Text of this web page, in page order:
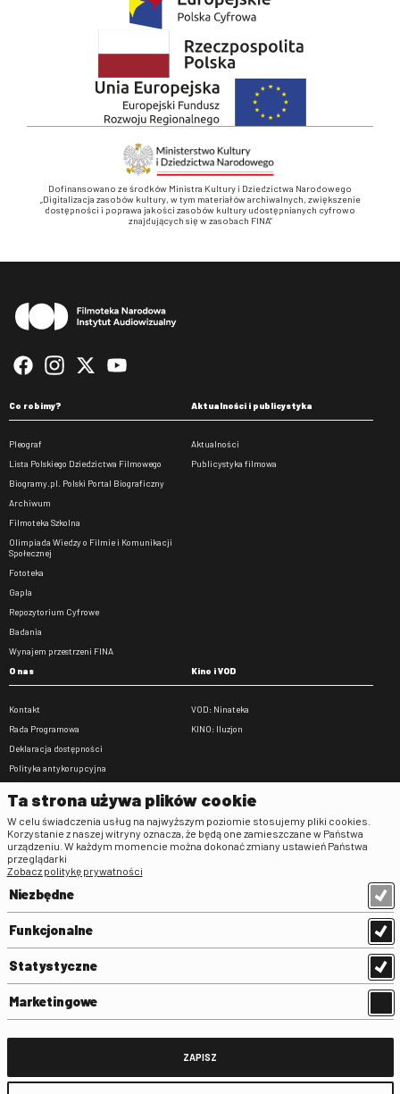
Dofinansowano ze środków Ministra Kultury i Dziedzictwa Narodowego
„Digitalizacja zasobów kultury, w tym materiałów archiwalnych, zwiększenie
dostępności i poprawa jakości zasobów kultury udostępnianych cyfrowo
znajdujących się w zasobach FINA”
Co robimy?
Pleograf
Lista Polskiego Dziedzictwa Filmowego
Biogramy.pl. Polski Portal Biograficzny
Archiwum
Filmoteka Szkolna
Olimpiada Wiedzy o Filmie i Komunikacji
Społecznej
Fototeka
Gapla
Repozytorium Cyfrowe
Badania
Wynajem przestrzeni FINA
Aktualności i publicystyka
Aktualności
Publicystyka filmowa
O nas
Kontakt
Rada Programowa
Deklaracja dostępności
Polityka antykorupcyjna
Zamówienia publiczne
Praca w FINA
Kino i VOD
VOD: Ninateka
KINO: Iluzjon
Regulaminy
Klauzula informacyjna RODO
Regulamin użytkowania parkingu
Standardy ochrony małoletnich
Regulamin kina Iluzjon
Ta strona używa plików cookie
W celu świadczenia usług na najwyższym poziomie stosujemy pliki cookies.
Korzystanie z naszej witryny oznacza, że będą one zamieszczane w Państwa
urządzeniu. W każdym momencie można dokonać zmiany ustawień Państwa
przeglądarki
Zobacz politykę prywatności
Niezbędne
Funkcjonalne
Statystyczne
Marketingowe
ZAPISZ